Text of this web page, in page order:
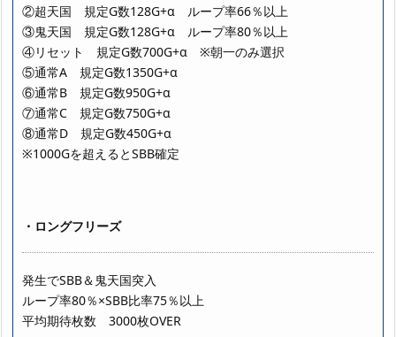
②超天国 規定G数128G+α ループ率66％以上
③鬼天国 規定G数128G+α ループ率80％以上
④リセット 規定G数700G+α ※朝一のみ選択
⑤通常A 規定G数1350G+α
⑥通常B 規定G数950G+α
⑦通常C 規定G数750G+α
⑧通常D 規定G数450G+α
※1000Gを超えるとSBB確定
・ロングフリーズ
発生でSBB＆鬼天国突入
ループ率80％×SBB比率75％以上
平均期待枚数 3000枚OVER